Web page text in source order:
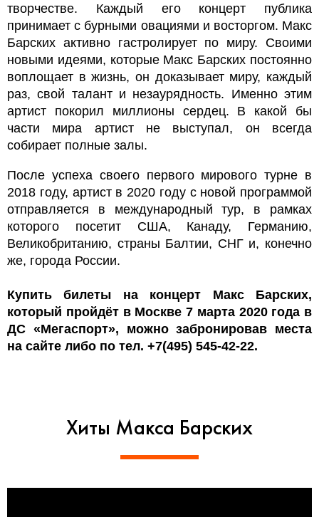
творчестве. Каждый его концерт публика
принимает с бурными овациями и восторгом. Макс
Барских активно гастролирует по миру. Своими
новыми идеями, которые Макс Барских постоянно
воплощает в жизнь, он доказывает миру, каждый
раз, свой талант и незаурядность. Именно этим
артист покорил миллионы сердец. В какой бы
части мира артист не выступал, он всегда
собирает полные залы.
После успеха своего первого мирового турне в
2018 году, артист в 2020 году с новой программой
отправляется в международный тур, в рамках
которого посетит США, Канаду, Германию,
Великобританию, страны Балтии, СНГ и, конечно
же, города России.
Купить билеты на концерт Макс Барских,
который пройдёт в Москве 7 марта 2020 года в
ДС «Мегаспорт», можно забронировав места
на сайте либо по тел. +7(495) 545-42-22.
Хиты Макса Барских